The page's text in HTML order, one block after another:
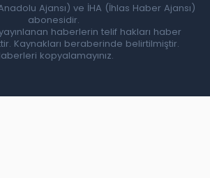
Ajansı) ve İHA (İhlas Haber Ajansı)
abonesidir.
haberlerin telif hakları haber
Kaynakları beraberinde belirtilmiştir.
kopyalamayınız.